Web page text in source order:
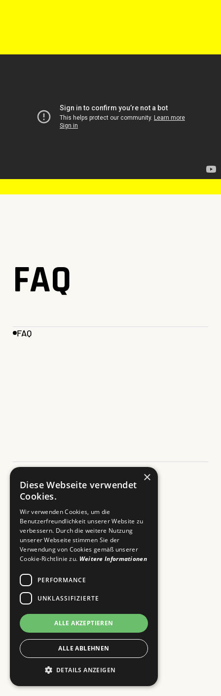
FAQ
FAQ
FAQ
1. Wie liefere ich meine Druckdaten
am besten an?
2. UV-Druck oder Sublimation – was
ist besser?
3. Wie schnell könnt ihr liefern?
4. Kann ich Textilien austauschen
und neue Grafiken drucken lassen?
×
Diese Webseite verwendet
Cookies.
Wir verwenden Cookies, um die
Benutzerfreundlichkeit unserer Website zu
verbessern. Durch die weitere Nutzung
unserer Webseite stimmen Sie der
Verwendung von Cookies gemäß unserer
Cookie-Richtlinie zu. Weitere Informationen
PERFORMANCE
UNKLASSIFIZIERTE
ALLE AKZEPTIEREN
ALLE ABLEHNEN
DETAILS ANZEIGEN